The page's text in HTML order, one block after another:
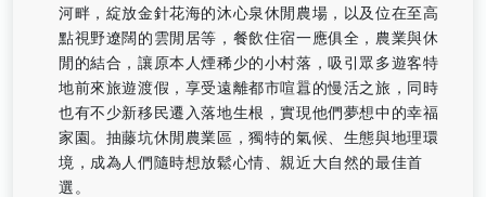
河畔，綻放金針花海的沐心泉休閒農場，以及位在至高
點視野遼闊的雲閒居等，餐飲住宿一應俱全，農業與休
閒的結合，讓原本人煙稀少的小村落，吸引眾多遊客特
地前來旅遊渡假，享受遠離都市喧囂的慢活之旅，同時
也有不少新移民遷入落地生根，實現他們夢想中的幸福
家園。抽藤坑休閒農業區，獨特的氣候、生態與地理環
境，成為人們隨時想放鬆心情、親近大自然的最佳首
選。